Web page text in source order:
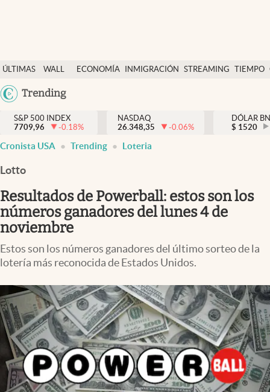
ÚLTIMAS
NOTICIAS
WALL
DÓLAR
ECONOMÍA INMIGRACIÓN STREAMING TIEMPO
México
Trending
Finanzas y economía
Wall Street y dólar
Inmigración
Espiritual
Streaming
PC y mobile
USA
S&P 500 INDEX
7709,96
-0.18%
NASDAQ
26.348,35
-0.06%
DÓLAR
$ 1520
Cronista USA Trending Loteria
Lotto
Resultados de Powerball: estos son los
números ganadores del lunes 4 de
noviembre
Estos son los números ganadores del último sorteo de la
lotería más reconocida de Estados Unidos.